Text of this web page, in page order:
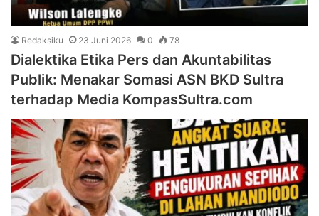
Redaksiku 23 Juni 2026 0 78
Dialektika Etika Pers dan Akuntabilitas
Publik: Menakar Somasi ASN BKD Sultra
terhadap Media KompasSultra.com